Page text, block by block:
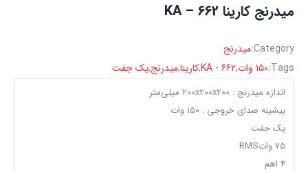
میدرنج کارینا KA – 662
Category:میدرنج
Tags: 150 وات ,
KA - 662
,کارینا,میدرنج,یک جفت
اندازه میدرنج : ۲۰۰x۲۰۰x۲۰۰ میلی‌متر
بیشینه صدای خروجی : ۱۵۰ وات
یک جفت
۷۵ واتRMS
4 اهم